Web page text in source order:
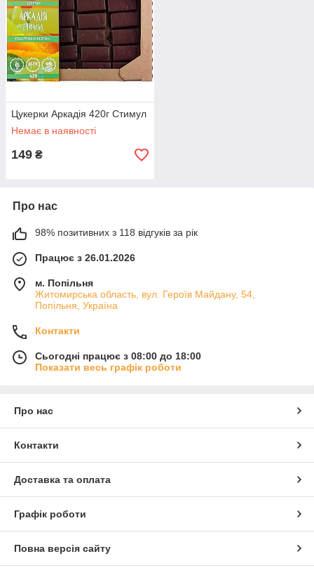
Цукерки Аркадія 420г Стимул
Немає в наявності
149 ₴
Про нас
98% позитивних з 118 відгуків за рік
Працює з 26.01.2026
м. Попільня
Житомирська область, вул. Героїв Майдану, 54,
Попільня, Україна
Контакти
Сьогодні працює з 08:00 до 18:00
Показати весь графік роботи
Про нас
Контакти
Доставка та оплата
Графік роботи
Повна версія сайту